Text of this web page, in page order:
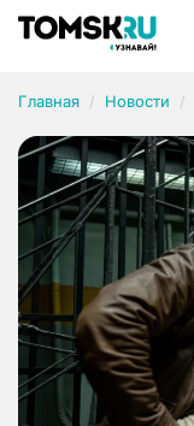
Главная Новости